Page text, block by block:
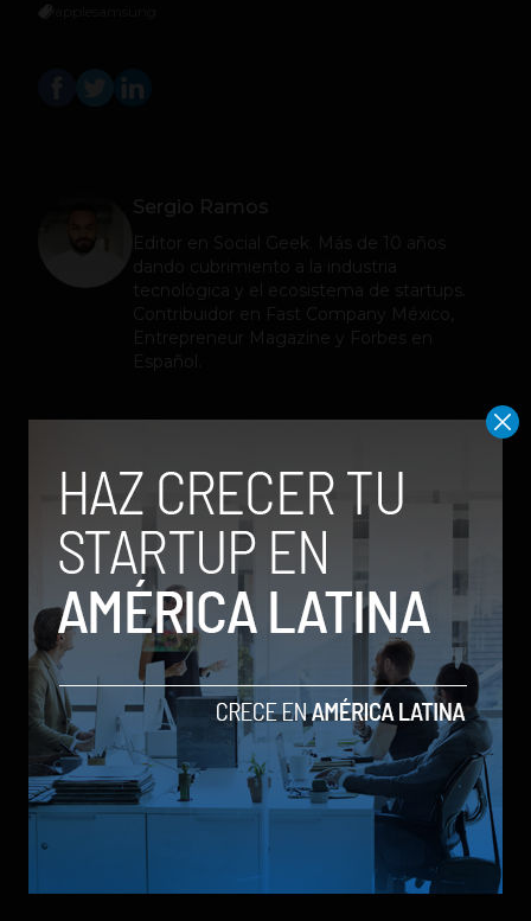
Sergio Ramos
Editor en Social Geek
. Más de 10 años
dando cubrimiento a la industria
tecnológica y el ecosistema de startups.
Contribuidor en Fast Company México,
Entrepreneur Magazine y Forbes en
Español.
Relacionados
Parte de un cohete de Elon Musk chocó contra la
Luna tras más de un año a la deriva
by Social Geek
Actualidad